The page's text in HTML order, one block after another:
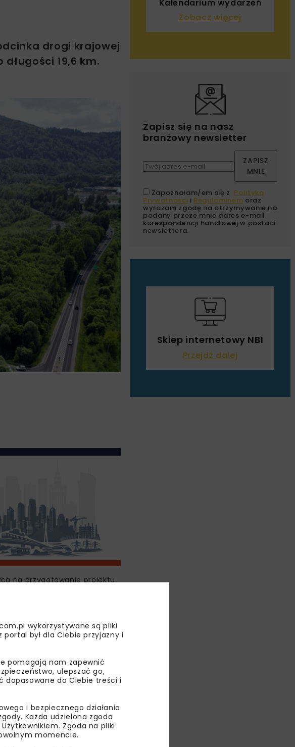
drogi krajowej
19,6 km.
na przygotowanie projektu
na Stryszawce,
SUCHA BESKIDZKA
DROGOWA
MODERNIZACJI
Kalendarium wydarzeń
Zobacz więcej
Zapisz się na nasz
branżowy newsletter
ZAPISZ
MNIE
Zapoznałam/em się z Polityką
Prywatności i Regulaminem oraz
wyrażam zgodę na otrzymywanie na
podany przeze mnie adres e-mail
korespondencji handlowej w postaci
newslettera.
Sklep internetowy NBI
Przejdź dalej
wykorzystywane są pliki
był dla Ciebie przyjazny i
pomagają nam zapewnić
ulepszać go,
dopasowane do Ciebie treści i
i bezpiecznego działania
Każda udzielona zgoda
Zgoda na pliki
momencie.